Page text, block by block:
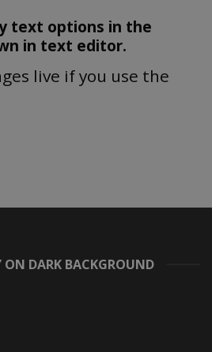
text options in the
in text editor.
live if you use the
ON DARK BACKGROUND